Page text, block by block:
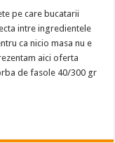
pe care bucatarii
intre ingredientele
ca nicio masa nu e
aici oferta
de fasole 40/300 gr